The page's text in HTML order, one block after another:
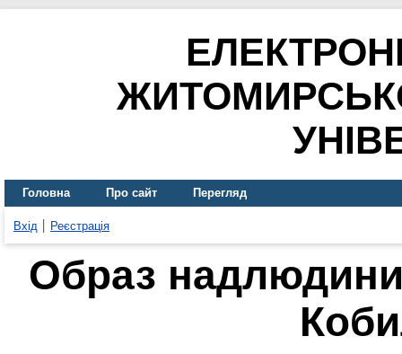
Головна Про сайт Перегляд
Вхід Реєстрація
Образ надлюдини